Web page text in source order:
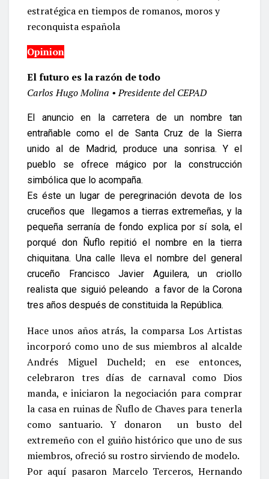
estratégica en tiempos de romanos, moros y
reconquista española
Opinion
El futuro es la razón de todo
Carlos Hugo Molina • Presidente del CEPAD
El anuncio en la carretera de un nombre tan
entrañable como el de Santa Cruz de la Sierra
unido al de Madrid, produce una sonrisa. Y el
pueblo se ofrece mágico por la construcción
simbólica que lo acompaña.
Es éste un lugar de peregrinación devota de los
cruceños que llegamos a tierras extremeñas, y la
pequeña serranía de fondo explica por sí sola, el
porqué don Ñuflo repitió el nombre en la tierra
chiquitana. Una calle lleva el nombre del general
cruceño Francisco Javier Aguilera, un criollo
realista que siguió peleando a favor de la Corona
tres años después de constituida la República.
Hace unos años atrás, la comparsa Los Artistas
incorporó como uno de sus miembros al alcalde
Andrés Miguel Ducheld; en ese entonces,
celebraron tres días de carnaval como Dios
manda, e iniciaron la negociación para comprar
la casa en ruinas de Ñuflo de Chaves para tenerla
como santuario. Y donaron un busto del
extremeño con el guiño histórico que uno de sus
miembros, ofreció su rostro sirviendo de modelo.
Por aquí pasaron Marcelo Terceros, Hernando